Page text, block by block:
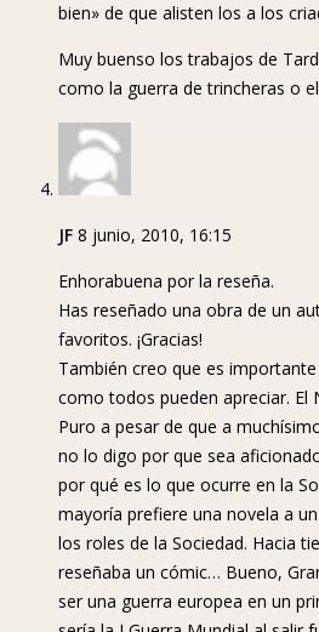
bien» de que alisten los a los
Muy buenso los trabajos de
como la guerra de trincheras o
JF 8 junio, 2010, 16:15
Enhorabuena por la reseña.
Has reseñado una obra de un
favoritos. ¡Gracias!
También creo que es
como todos pueden apreciar. El
Puro a pesar de que a
no lo digo por que sea
por qué es lo que ocurre en la
mayoría prefiere una novela a
los roles de la Sociedad. Hacia
reseñaba un cómic… Bueno,
ser una guerra europea en un